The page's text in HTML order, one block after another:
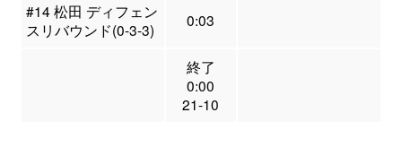
#14 松田 ディフェン
スリバウンド(0-3-3)
0:03
終了
0:00
21-10